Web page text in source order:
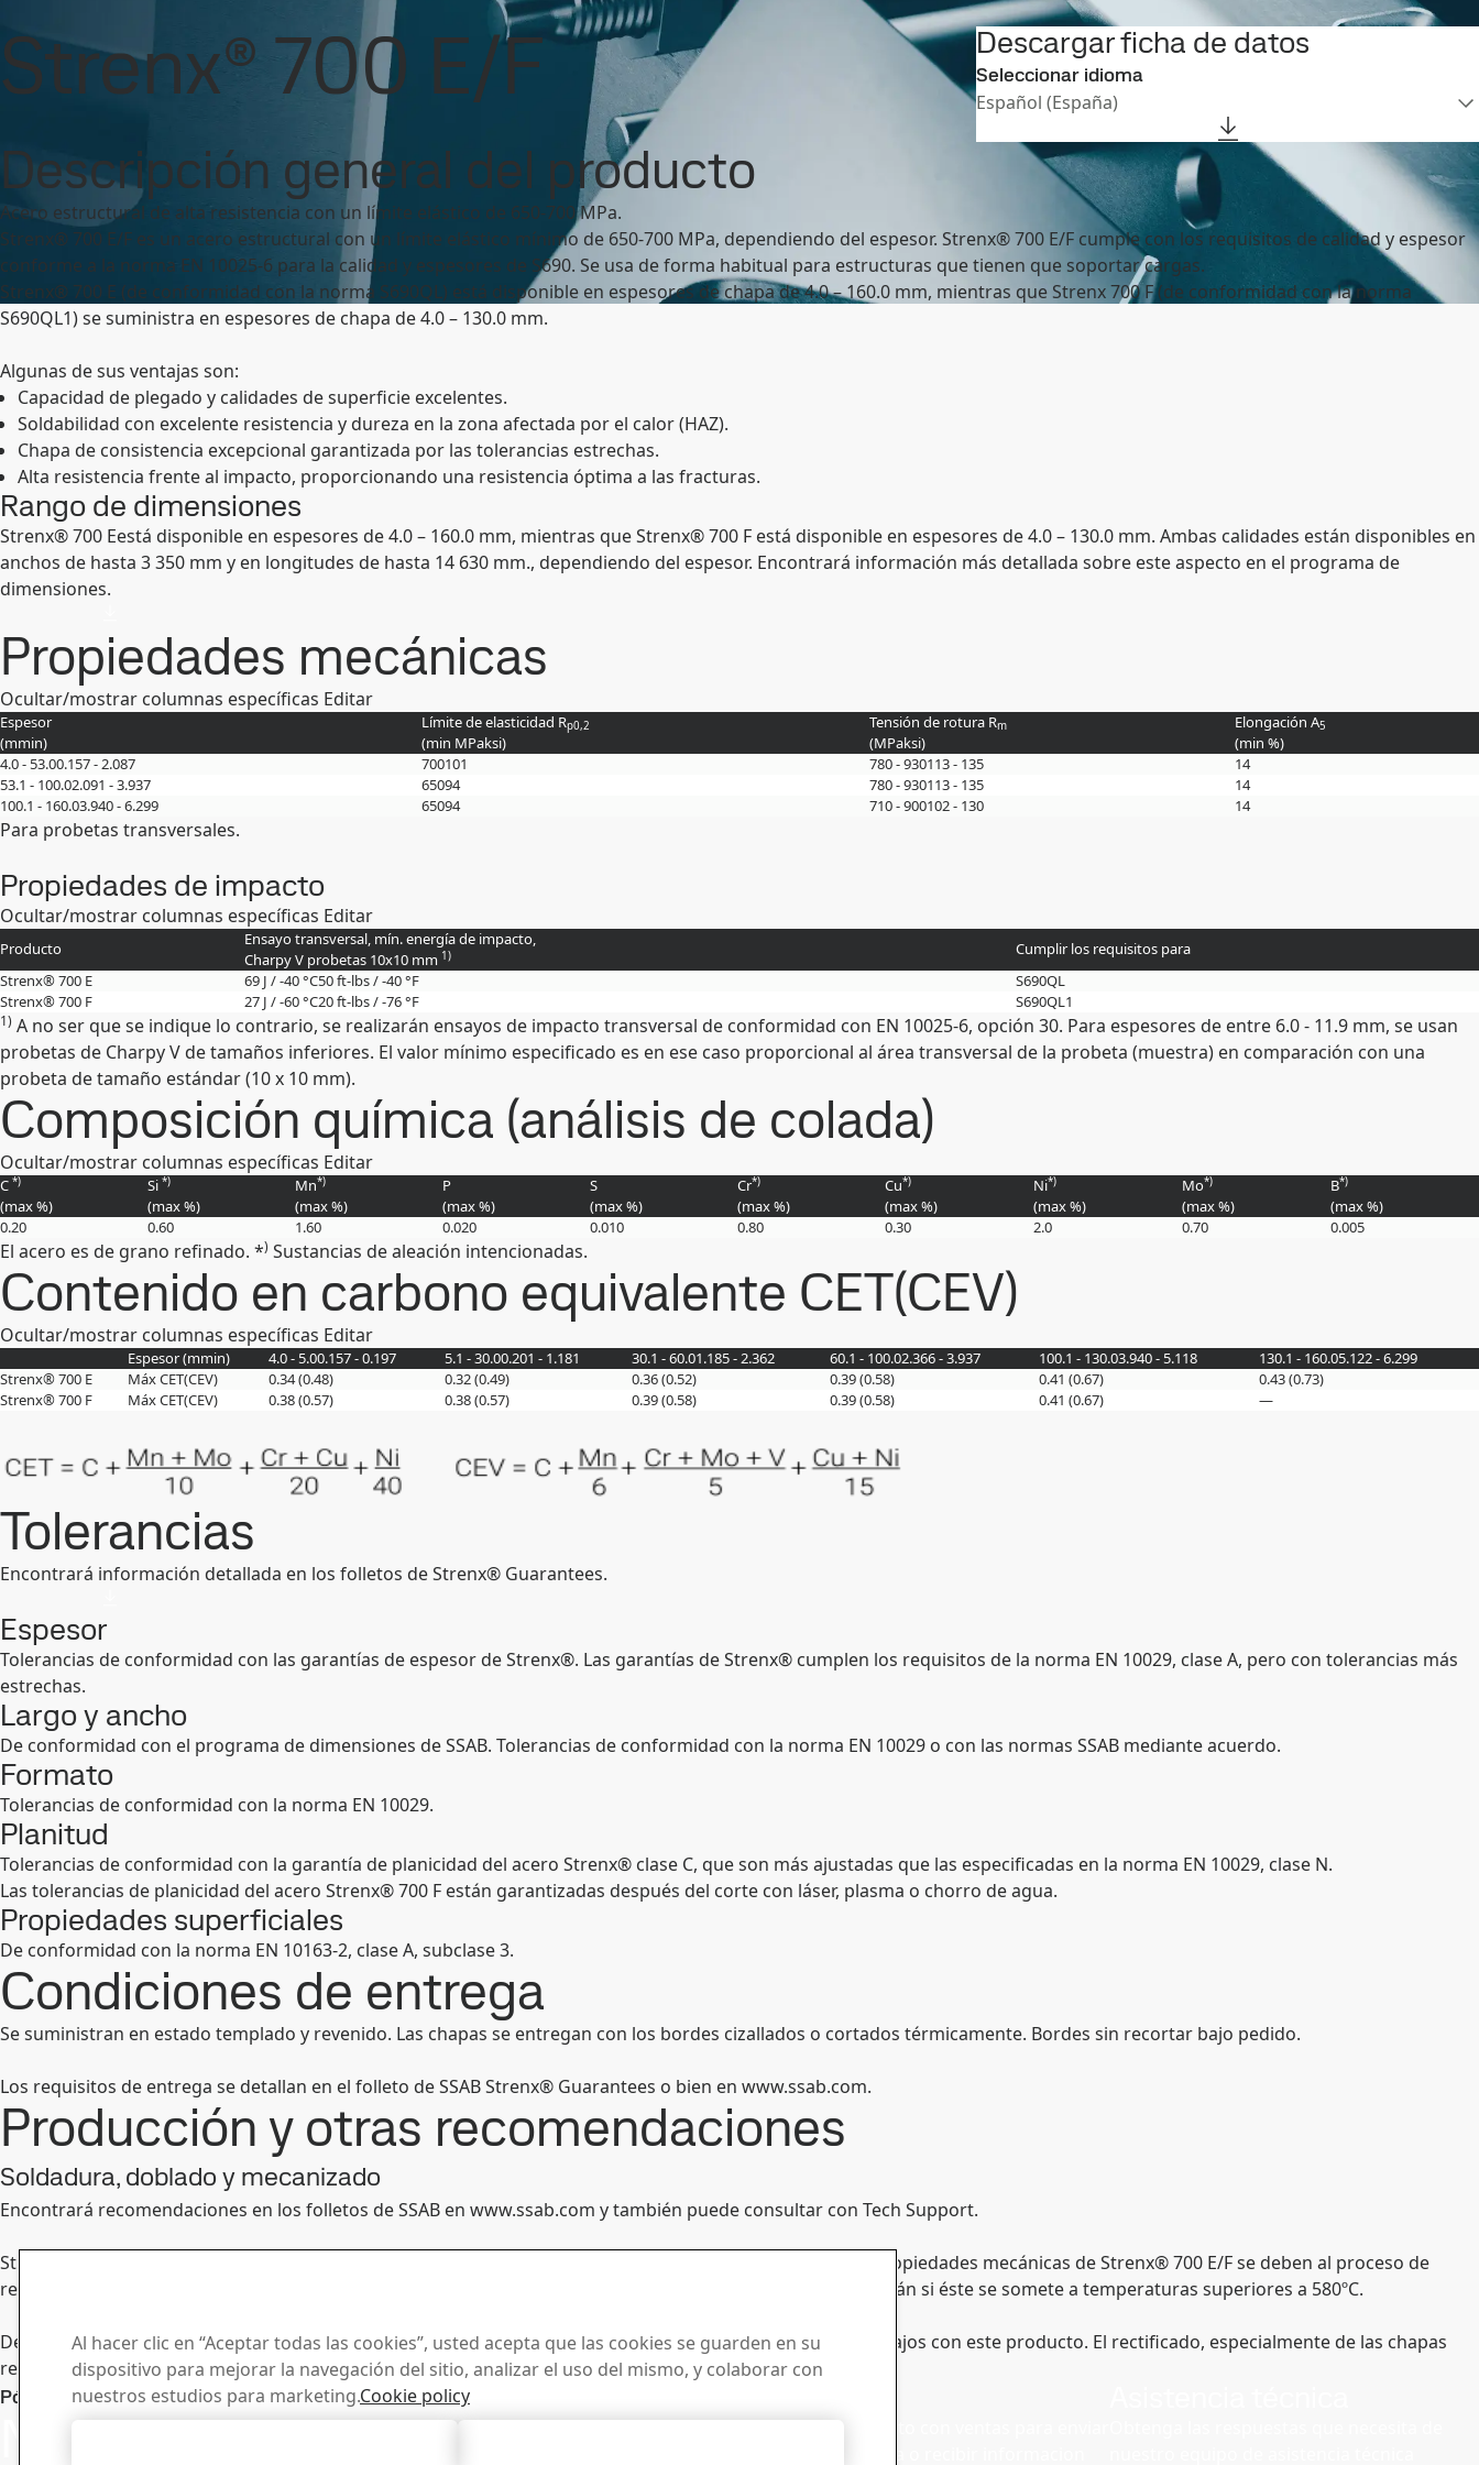
SSAB Latinoamérica Search
Marcas y productos Acero libre de combustibles fósiles Asistencia técnica MySSAB
Nuestra oferta y fichas tecnicas Grupo de productos Strenx 700
Strenx® 700 E/F Descargar ficha de datos
Seleccionar idioma
Español (España)
Descripción general del producto
Acero estructural de alta resistencia con un límite elástico de 650-700 MPa.
Strenx® 700 E/F es un acero estructural con un límite elástico mínimo de 650-700 MPa, dependiendo del espesor. Strenx® 700 E/F cumple con los requisitos de calidad y espesor
conforme a la norma EN 10025-6 para la calidad y espesores de S690. Se usa de forma habitual para estructuras que tienen que soportar cargas.
Strenx® 700 E (de conformidad con la norma S690QL) está disponible en espesores de chapa de 4.0 – 160.0 mm, mientras que Strenx 700 F (de conformidad con la norma
S690QL1) se suministra en espesores de chapa de 4.0 – 130.0 mm.
Algunas de sus ventajas son:
Capacidad de plegado y calidades de superficie excelentes.
Soldabilidad con excelente resistencia y dureza en la zona afectada por el calor (HAZ).
Chapa de consistencia excepcional garantizada por las tolerancias estrechas.
Alta resistencia frente al impacto, proporcionando una resistencia óptima a las fracturas.
Rango de dimensiones
Strenx® 700 Eestá disponible en espesores de 4.0 – 160.0 mm, mientras que Strenx® 700 F está disponible en espesores de 4.0 – 130.0 mm. Ambas calidades están disponibles en
anchos de hasta 3 350 mm y en longitudes de hasta 14 630 mm., dependiendo del espesor. Encontrará información más detallada sobre este aspecto en el programa de
dimensiones.
Propiedades mecánicas
Ocultar/mostrar columnas específicas Editar
Espesor
(mmin)
Límite de elasticidad Rp0,2
(min MPaksi)
Tensión de rotura Rm
(MPaksi)
Elongación A5
(min %)
4.0 - 53.00.157 - 2.087 700101 780 - 930113 - 135
14
53.1 - 100.02.091 - 3.937 65094 780 - 930113 - 135
14
100.1 - 160.03.940 - 6.299 65094 710 - 900102 - 130 14
Para probetas transversales.
Propiedades de impacto
Ocultar/mostrar columnas específicas Editar
Producto
Ensayo transversal, mín. energía de impacto,
Charpy V probetas 10x10 mm 1)
Cumplir los requisitos para
Strenx® 700 E
69 J / -40 °C50 ft-lbs / -40 °F
S690QL
Strenx® 700 F
27 J / -60 °C20 ft-lbs / -76 °F S690QL1
1) A no ser que se indique lo contrario, se realizarán ensayos de impacto transversal de conformidad con EN 10025-6, opción 30. Para espesores de entre 6.0 - 11.9 mm, se usan
probetas de Charpy V de tamaños inferiores. El valor mínimo especificado es en ese caso proporcional al área transversal de la probeta (muestra) en comparación con una
probeta de tamaño estándar (10 x 10 mm).
Composición química (análisis de colada)
Ocultar/mostrar columnas específicas Editar
C *)
(max%)
Si *)
(max%)
Mn*)
(max%)
P
(max%)
S
(max%)
Cr*)
(max%)
Cu*)
(max%)
Ni*)
(max%)
Mo*)
(max%)
B*)
(max%)
0.20
0.60 1.60 0.020 0.010 0.80 0.30 2.0 0.70 0.005
El acero es de grano refinado. *) Sustancias de aleación intencionadas.
Contenido en carbono equivalente CET(CEV)
Ocultar/mostrar columnas específicas Editar
Espesor (mmin) 4.0 - 5.00.157 - 0.197 5.1 - 30.00.201 - 1.181 30.1 - 60.01.185 - 2.362 60.1 - 100.02.366 - 3.937 100.1 - 130.03.940 - 5.118 130.1 - 160.05.122 - 6.299
Strenx® 700 E
Máx CET(CEV) 0.34 (0.48) 0.32 (0.49) 0.36 (0.52) 0.39 (0.58) 0.41 (0.67)
0.43 (0.73)
Strenx® 700 F
Máx CET(CEV) 0.38 (0.57) 0.38 (0.57) 0.39 (0.58) 0.39 (0.58) 0.41 (0.67) —
Tolerancias
Encontrará información detallada en los folletos de Strenx® Guarantees.
Espesor
Tolerancias de conformidad con las garantías de espesor de Strenx®. Las garantías de Strenx® cumplen los requisitos de la norma EN 10029, clase A, pero con tolerancias más
estrechas.
Largo y ancho
De conformidad con el programa de dimensiones de SSAB. Tolerancias de conformidad con la norma EN 10029 o con las normas SSAB mediante acuerdo.
Formato
Tolerancias de conformidad con la norma EN 10029.
Planitud
Tolerancias de conformidad con la garantía de planicidad del acero Strenx® clase C, que son más ajustadas que las especificadas en la norma EN 10029, clase N.
Las tolerancias de planicidad del acero Strenx® 700 F están garantizadas después del corte con láser, plasma o chorro de agua.
Propiedades superficiales
De conformidad con la norma EN 10163-2, clase A, subclase 3.
Condiciones de entrega
Se suministran en estado templado y revenido. Las chapas se entregan con los bordes cizallados o cortados térmicamente. Bordes sin recortar bajo pedido.
Los requisitos de entrega se detallan en el folleto de SSAB Strenx® Guarantees o bien en www.ssab.com.
Producción y otras recomendaciones
Soldadura, doblado y mecanizado
Encontrará recomendaciones en los folletos de SSAB en www.ssab.com y también puede consultar con Tech Support.
Strenx® 700 E/F tiene garantías de plegado conforme a las Garantías de plegado de Strenx® clase A. Las propiedades mecánicas de Strenx® 700 E/F se deben al proceso de
revenido y posterior templado. Las propiedades del producto en el momento de la entrega no se conservarán si éste se somete a temperaturas superiores a 580ºC.
Deben adoptarse las precauciones de seguridad adecuadas para soldar, cortar, rectificar o hacer otros trabajos con este producto. El rectificado, especialmente de las chapas
recubiertas de imprimación, puede generar polvo con una elevada concentración de partículas.
Póngase en contacto con Strenx®
Nos haga llegar
Manténgase a la
vanguardia con el boletín
Póngase en contacto con ventas para enviar
Al hacer clic en “Aceptar todas las cookies”, usted acepta que las cookies se guarden en su
dispositivo para mejorar la navegación del sitio, analizar el uso del mismo, y colaborar con
nuestros estudios para marketing.Cookie policy